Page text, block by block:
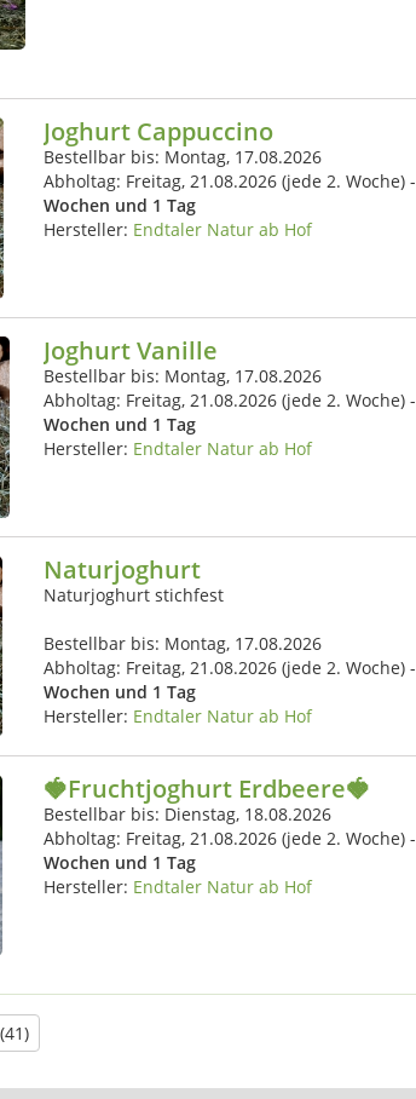
Joghurt Cappuccino
Bestellbar bis: Montag, 17.08.2026
Abholtag: Freitag, 21.08.2026 (jede 2. Woche) -
Wochen und 1 Tag
Hersteller: Endtaler Natur ab Hof
Joghurt Vanille
Bestellbar bis: Montag, 17.08.2026
Abholtag: Freitag, 21.08.2026 (jede 2. Woche) -
Wochen und 1 Tag
Hersteller: Endtaler Natur ab Hof
Naturjoghurt
Naturjoghurt stichfest
Bestellbar bis: Montag, 17.08.2026
Abholtag: Freitag, 21.08.2026 (jede 2. Woche) -
Wochen und 1 Tag
Hersteller: Endtaler Natur ab Hof
🍓Fruchtjoghurt Erdbeere🍓
Bestellbar bis: Dienstag, 18.08.2026
Abholtag: Freitag, 21.08.2026 (jede 2. Woche) -
Wochen und 1 Tag
Hersteller: Endtaler Natur ab Hof